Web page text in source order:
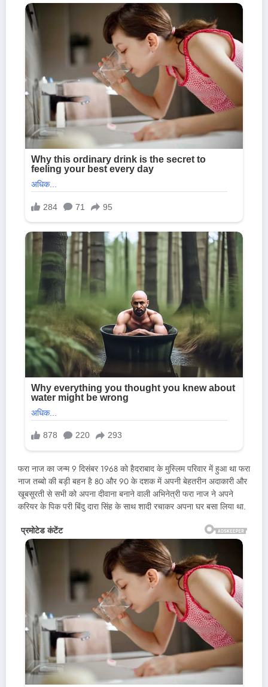
फरा नाज का जन्म 9 दिसंबर 1968 को हैदराबाद के मुस्लिम परिवार में हुआ था फरा
नाज तब्बो की बड़ी बहन है 80 और 90 के दशक में अपनी बेहतरीन अदाकारी और
खूबसूरती से सभी को अपना दीवाना बनाने वाली अभिनेत्री फरा नाज ने अपने
करियर के पिक परी बिंदु दारा सिंह के साथ शादी रचाकर अपना घर बसा लिया था.